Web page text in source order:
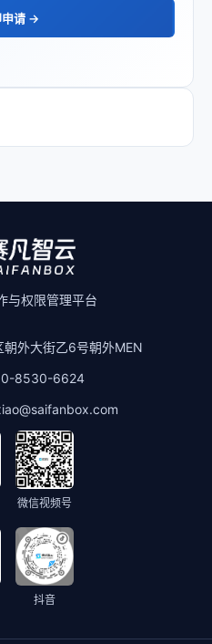
申请 →
与权限管理平台
朝外大街乙6号朝外MEN
8530-6624
微信视频号
抖音